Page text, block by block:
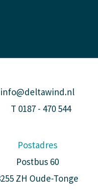
info@deltawind.nl
T 0187 - 470 544
Postadres
Postbus 60
ZH Oude-Tonge